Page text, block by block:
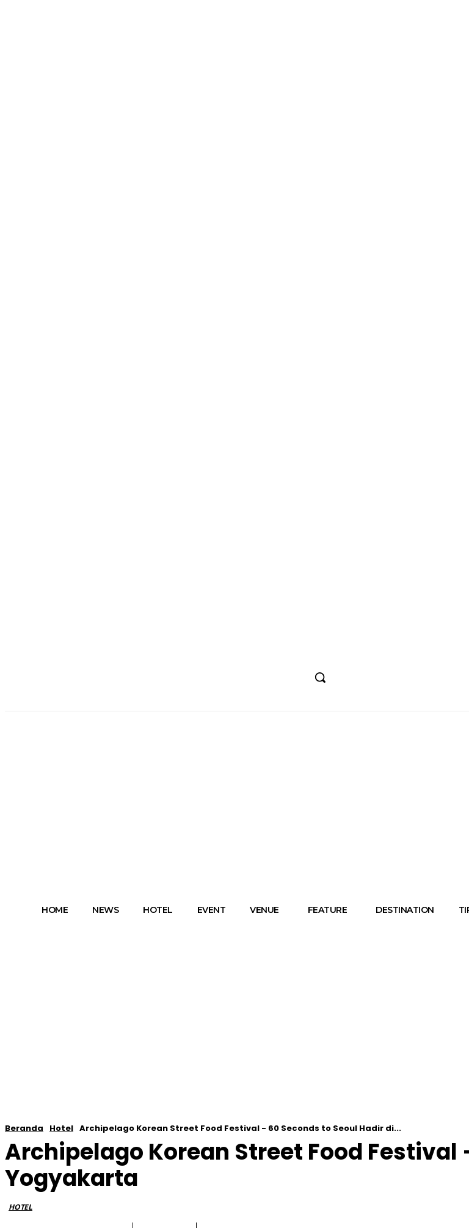
HOME NEWS HOTEL EVENT VENUE FEATURE DESTINATION
Beranda Hotel Archipelago Korean Street Food Festival - 60 Seconds to Seoul Hadir di...
Archipelago Korean Street Food Festival
Yogyakarta
HOTEL